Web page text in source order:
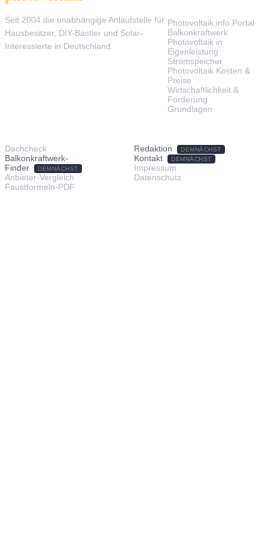
Seit 2004 die unabhängige Anlaufstelle für
Hausbesitzer, DIY-Bastler und Solar-
Interessierte in Deutschland.
Photovoltaik.info Portal
Balkonkraftwerk
Photovoltaik in
Eigenleistung
Stromspeicher
Photovoltaik Kosten &
Preise
Wirtschaftlichkeit &
Förderung
Grundlagen
Dachcheck
Balkonkraftwerk-
Finder
DEMNÄCHST
Anbieter-Vergleich
Faustformeln-PDF
Redaktion DEMNÄCHST
Kontakt DEMNÄCHST
Impressum
Datenschutz